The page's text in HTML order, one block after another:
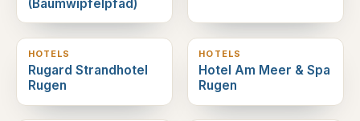
(Baumwipfelpfad)
4 km verderop
HOTELS
Rugard Strandhotel
Rugen
5 km verderop
HOTELS
Hotel Am Meer & Spa
Rugen
5 km verderop 5 km verderop